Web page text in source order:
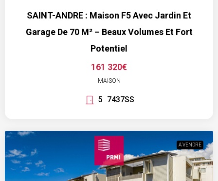
SAINT-ANDRE : Maison F5 Avec Jardin Et
Garage De 70 M² – Beaux Volumes Et Fort
Potentiel
161 320€
MAISON
5 7437SS
A VENDRE